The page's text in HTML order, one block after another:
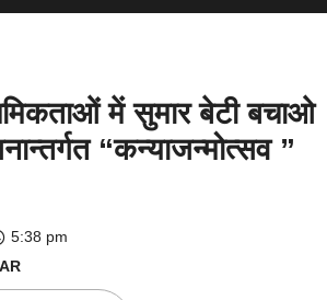
में सुमार बेटी बचाओ
“कन्याजन्मोत्सव ”
5:38 pm